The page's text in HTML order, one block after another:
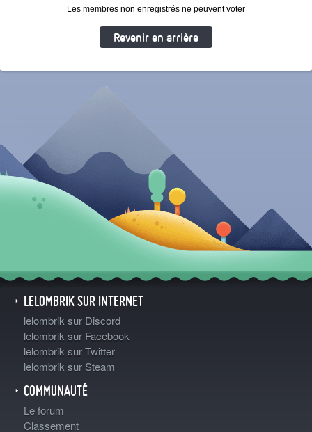
Les membres non enregistrés ne peuvent voter
Revenir en arrière
LELOMBRIK SUR INTERNET
lelombrik sur Discord
lelombrik sur Facebook
lelombrik sur Twitter
lelombrik sur Steam
COMMUNAUTÉ
Le forum
Classement